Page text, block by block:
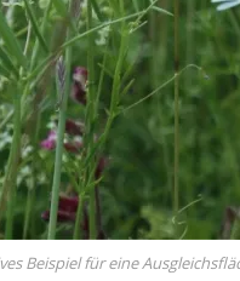
Beispiel für eine